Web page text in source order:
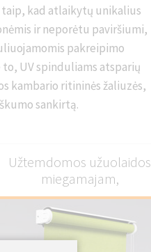
taip, kad atlaikytų unikalius
ir neporėtu paviršiumi,
pakreipimo
UV spinduliams atsparių
kambario ritininės žaliuzės,
sankirtą.
Užtemdomos užuolaidos
miegamajam,